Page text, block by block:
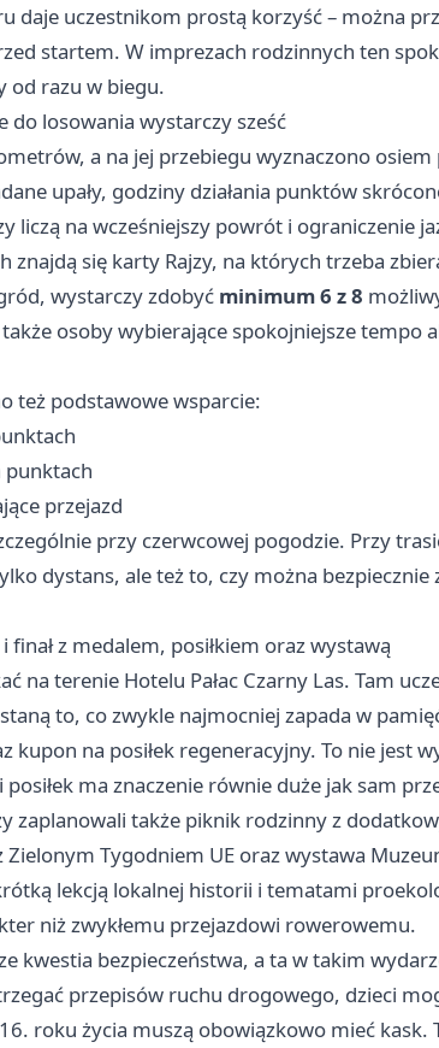
daje uczestnikom prostą korzyść – można
startem. W imprezach rodzinnych ten
od razu w biegu.
do losowania wystarczy sześć
a na jej przebiegu wyznaczono
upały, godziny działania punktów
liczą na wcześniejszy powrót i ograniczenie
znajdą się karty Rajzy, na których trzeba
wystarczy zdobyć minimum 6 z 8
osoby wybierające spokojniejsze tempo
też podstawowe wsparcie:
przejazd
przy czerwcowej pogodzie. Przy
dystans, ale też to, czy można bezpiecznie
finał z medalem, posiłkiem oraz wystawą
na terenie Hotelu Pałac Czarny Las. Tam
to, co zwykle najmocniej zapada w
kupon na posiłek regeneracyjny. To nie jest
ma znaczenie równie duże jak sam
zaplanowali także piknik rodzinny z
Zielonym Tygodniem UE oraz wystawa
lekcją lokalnej historii i tematami
niż zwykłemu przejazdowi rowerowemu.
kwestia bezpieczeństwa, a ta w takim
przepisów ruchu drogowego, dzieci
roku życia muszą obowiązkowo mieć kask.